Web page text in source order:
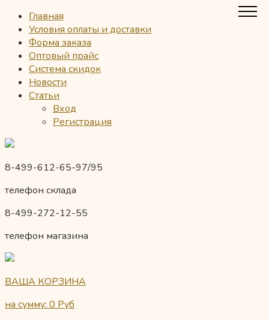
Главная
Условия оплаты и доставки
Форма заказа
Оптовый прайс
Система скидок
Новости
Статьи
Вход
Регистрация
8-499-612-65-97/95
телефон склада
8-499-272-12-55
телефон магазина
ВАША КОРЗИНА
на сумму: 0 Руб